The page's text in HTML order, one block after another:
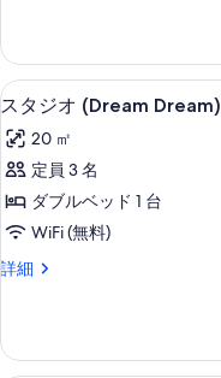
の
写
真
を
表
示
す
る
(Boogie-
Woogie)
の
す
べ
て
の
写
表
ス
イ
ー
(Boogie-
Woogie)
詳
細
ス
タ
ジ
オ
(Dream
Dream)
の
て
7
スタジオ (Dream Dream)
20 ㎡
定員 3 名
ダブルベッド 1 台
WiFi (無料)
詳細
ス
(Dream